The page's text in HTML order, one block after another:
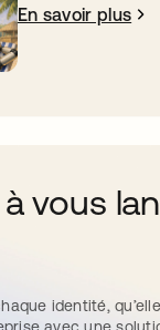
En savoir plus
vous
identité,